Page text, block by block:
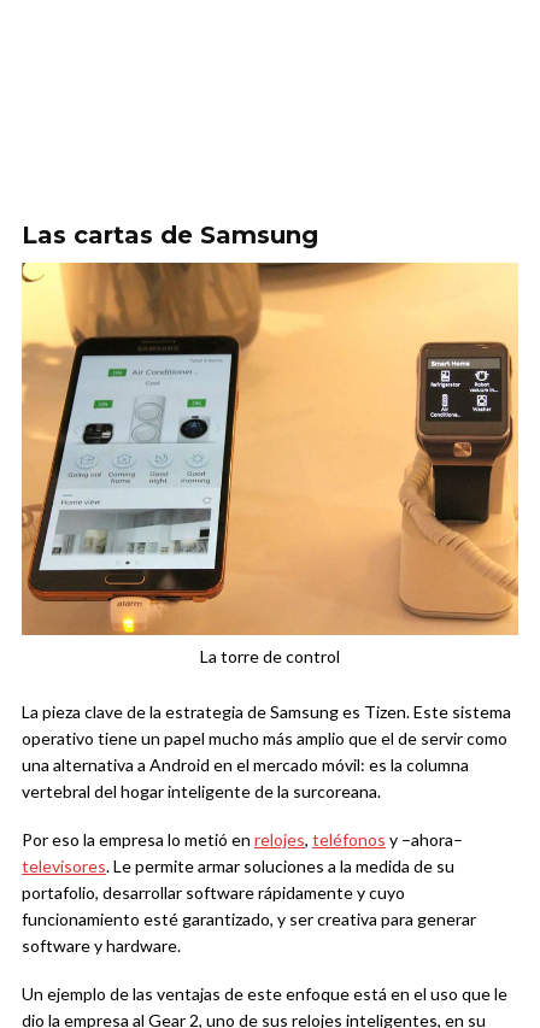
Las cartas de Samsung
La torre de control
La pieza clave de la estrategia de Samsung es Tizen. Este sistema
operativo tiene un papel mucho más amplio que el de servir como
una alternativa a Android en el mercado móvil: es la columna
vertebral del hogar inteligente de la surcoreana.
Por eso la empresa lo metió en relojes, teléfonos y –ahora–
televisores. Le permite armar soluciones a la medida de su
portafolio, desarrollar software rápidamente y cuyo
funcionamiento esté garantizado, y ser creativa para generar
software y hardware.
Un ejemplo de las ventajas de este enfoque está en el uso que le
dio la empresa al Gear 2, uno de sus relojes inteligentes, en su